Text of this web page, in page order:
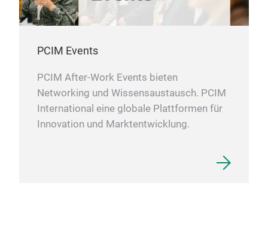
PCIM Events
PCIM After-Work Events bieten
Networking und Wissensaustausch. PCIM
International eine globale Plattformen für
Innovation und Marktentwicklung.